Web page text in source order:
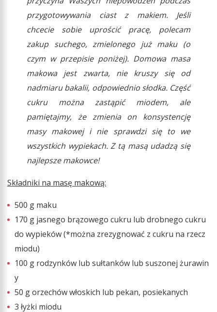
przygotowywania ciast z makiem. Jeśli
chcecie sobie uprościć pracę, polecam
zakup suchego, zmielonego już maku (o
czym w przepisie poniżej). Domowa masa
makowa jest zwarta, nie kruszy się od
nadmiaru bakalii, odpowiednio słodka. Część
cukru można zastąpić miodem, ale
pamiętajmy, że zmienia on konsystencję
masy makowej i nie sprawdzi się to we
wszystkich wypiekach. Z tą masą udadzą się
najlepsze makowce!
Składniki na masę makową:
500 g maku
170 g jasnego brązowego cukru lub drobnego cukru
do wypieków (*można zrezygnować z cukru na rzecz
miodu)
100 g rodzynków lub sułtanków lub suszonej żurawin
y
50 g orzechów włoskich lub pekan, posiekanych
3 łyżki miodu